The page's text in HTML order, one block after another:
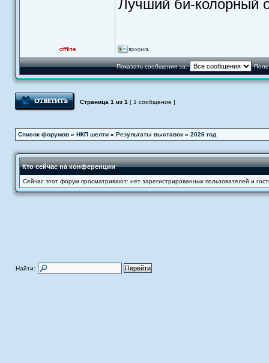
Лучший би-
Показать сообщения за: Поле
Ответить
Страница 1 из 1 [ 1 сообщение ]
Список форумов » НКП шелти » Результаты выставок » 2026 год
Кто сейчас на конференции
Сейчас этот форум просматривают: нет зарегистрированных пользователей и
Найти: